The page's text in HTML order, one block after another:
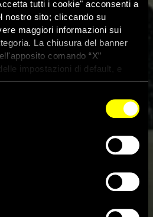
tutti i cookie" acconsenti a
nostro sito; cliccando su
maggiori informazioni sui
La chiusura del banner
comando “X”
impostazioni di default, e
della navigazione con i cookie